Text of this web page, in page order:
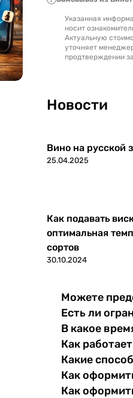
0
0
0
Указанная
носит
Актуальную
уточняет
продтверждении
Новости
Вино на русской
25.04.2025
Как подавать
оптимальная
сортов
30.10.2024
Можете
Есть ли
В какое
Как
Какие
Как
Как